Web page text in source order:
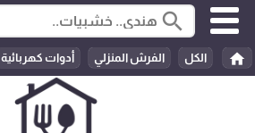
search
home الكل الفرش المنزلي أدوات كهربائية